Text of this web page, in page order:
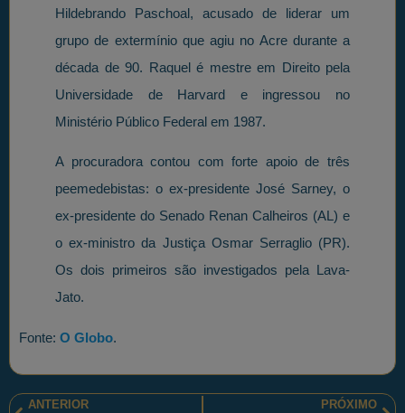
Hildebrando Paschoal, acusado de liderar um
grupo de extermínio que agiu no Acre durante a
década de 90. Raquel é mestre em Direito pela
Universidade de Harvard e ingressou no
Ministério Público Federal em 1987.
A procuradora contou com forte apoio de três
peemedebistas: o ex-presidente José Sarney, o
ex-presidente do Senado Renan Calheiros (AL) e
o ex-ministro da Justiça Osmar Serraglio (PR).
Os dois primeiros são investigados pela Lava-
Jato.
Fonte: O Globo.
ANTERIOR
PRÓXIMO